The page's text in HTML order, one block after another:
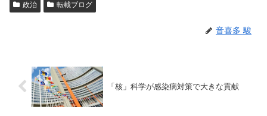
政治 転載ブログ
音喜多 駿
「核」科学が感染病対策で大きな貢献